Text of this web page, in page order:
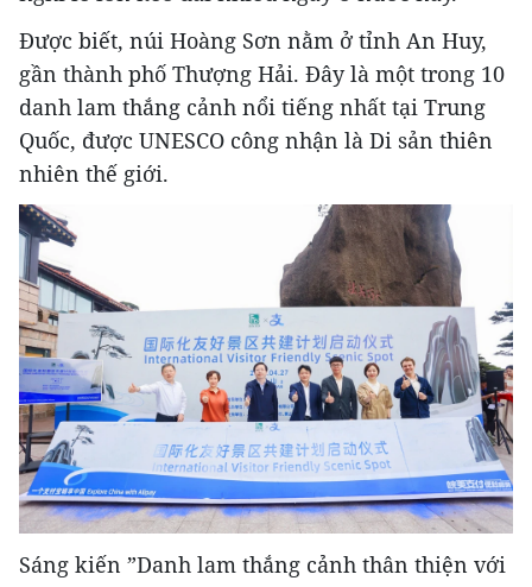
Được biết, núi Hoàng Sơn nằm ở tỉnh An Huy,
gần thành phố Thượng Hải. Đây là một trong 10
danh lam thắng cảnh nổi tiếng nhất tại Trung
Quốc, được UNESCO công nhận là Di sản thiên
nhiên thế giới.
Sáng kiến ​​”Danh lam thắng cảnh thân thiện với